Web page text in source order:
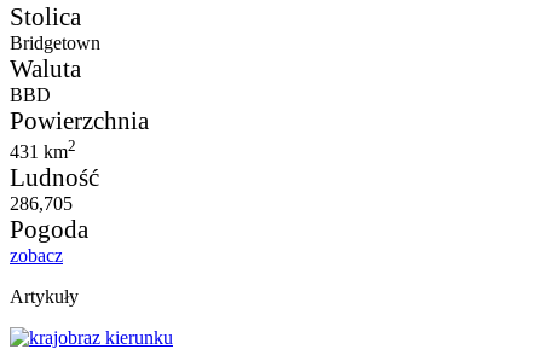
Stolica
Bridgetown
Waluta
BBD
Powierzchnia
431 km2
Ludność
286,705
Pogoda
zobacz
Artykuły